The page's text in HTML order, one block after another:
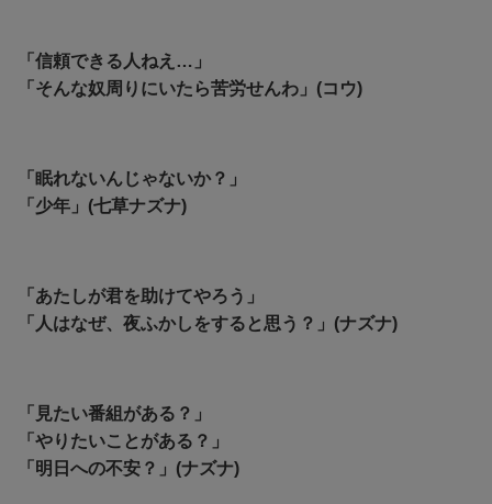
「信頼できる人ねえ…」
「そんな奴周りにいたら苦労せんわ」(コウ)
「眠れないんじゃないか？」
「少年」(七草ナズナ)
「あたしが君を助けてやろう」
「人はなぜ、夜ふかしをすると思う？」(ナズナ)
「見たい番組がある？」
「やりたいことがある？」
「明日への不安？」(ナズナ)